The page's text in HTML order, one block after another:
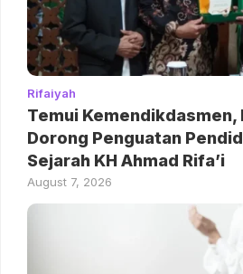
Rifaiyah
Temui Kemendikdasmen,
Dorong Penguatan
Sejarah KH Ahmad Rifa’i
August 7, 2026